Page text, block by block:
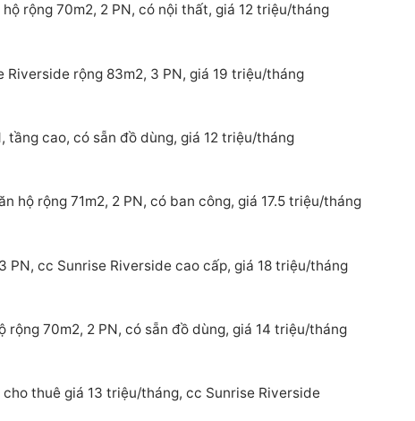
rộng 70m2, 2 PN, có nội thất, giá 12 triệu/tháng
Riverside rộng 83m2, 3 PN, giá 19 triệu/tháng
tầng cao, có sẵn đồ dùng, giá 12 triệu/tháng
hộ rộng 71m2, 2 PN, có ban công, giá 17.5 triệu/tháng
PN, cc Sunrise Riverside cao cấp, giá 18 triệu/tháng
rộng 70m2, 2 PN, có sẵn đồ dùng, giá 14 triệu/tháng
thuê giá 13 triệu/tháng, cc Sunrise Riverside